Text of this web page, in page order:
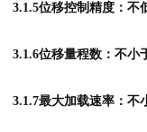
3.1.5位移控制精度：不
3.1.6位移量程数：不小
3.1.7最大加载速率：不